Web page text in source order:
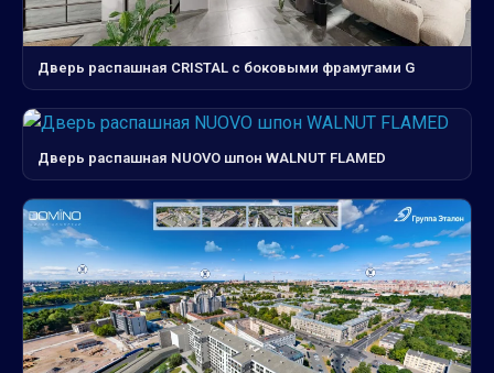
Дверь распашная CRISTAL с боковыми фрамугами G
Дверь распашная NUOVO шпон WALNUT FLAMED